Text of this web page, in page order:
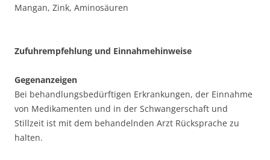
Mangan, Zink, Aminosäuren
Zufuhrempfehlung und Einnahmehinweise
Gegenanzeigen
Bei behandlungsbedürftigen Erkrankungen, der Einnahme
von Medikamenten und in der Schwangerschaft und
Stillzeit ist mit dem behandelnden Arzt Rücksprache zu
halten.